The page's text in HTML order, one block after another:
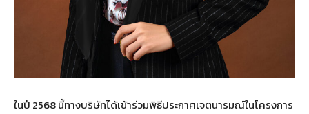
ในปี 2568 นี้ทางบริษัทได้เข้าร่วมพิธีประกาศเจตนารมณ์ในโครงการ